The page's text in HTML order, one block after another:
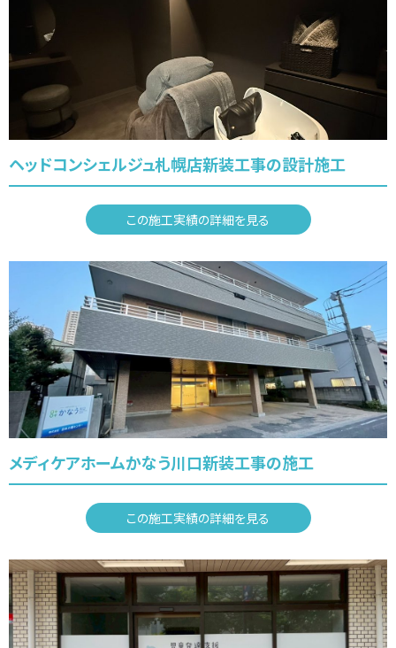
ヘッドコンシェルジュ札幌店新装工事の設計施工
この施工実績の詳細を見る
メディケアホームかなう川口新装工事の施工
この施工実績の詳細を見る